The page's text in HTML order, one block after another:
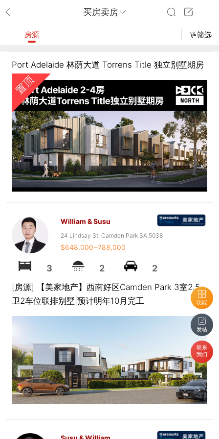
买房卖房
功能
发帖
联系
我们
房源 筛选
Port Adelaide 林荫大道 Torrens Title 独立别墅期房
William & Susu
24 Lindsay St, Camden Park SA 5038
$648,000~788,000
3 2 2
[房源] 【美家地产】西南好区Camden Park 3室2.5
卫2车位联排别墅|预计明年10月完工